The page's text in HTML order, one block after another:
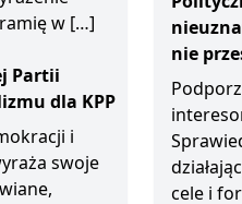
w […]
Partii
dla KPP
i
swoje
nie
cele i